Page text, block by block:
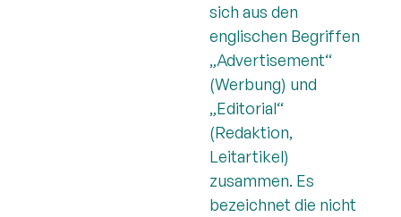
sich aus den
englischen Begriffen
„Advertisement“
(Werbung) und
„Editorial“
(Redaktion,
Leitartikel)
zusammen. Es
bezeichnet die nicht